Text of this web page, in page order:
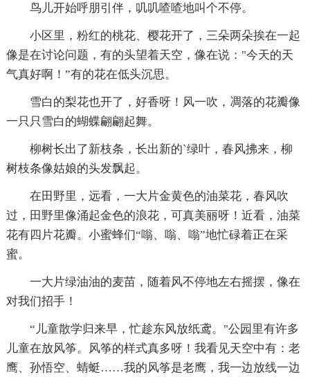
鸟儿开始呼朋引伴，叽叽喳喳地叫个不停。
小区里，粉红的桃花、樱花开了，三朵两朵挨在一起
像是在讨论问题，有的头望着天空，像在说："今天的天
气真好啊！”有的花在低头沉思。
雪白的梨花也开了，好香呀！风一吹，凋落的花瓣像
一只只雪白的蝴蝶翩翩起舞。
柳树长出了新枝条，长出新的`绿叶，春风拂来，柳
树枝条像姑娘的头发飘起。
在田野里，远看，一大片金黄色的油菜花，春风吹
过，田野里像涌起金色的浪花，可真美丽呀！近看，油菜
花有四片花瓣。小蜜蜂们“嗡、嗡、嗡”地忙碌着正在采
蜜。
一大片绿油油的麦苗，随着风不停地左右摇摆，像在
对我们招手！
“儿童散学归来早，忙趁东风放纸鸢。"公园里有许多
儿童在放风筝。风筝的样式真多呀！我看见天空中有：老
鹰、孙悟空、蜻蜓……我的风筝是老鹰，我一边放线一边